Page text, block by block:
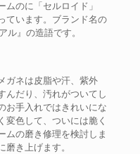
のに「セルロイド」
ています。ブランド名の
ル』の造語です。
ガネは皮脂や汗、紫外
んだり、汚れがついてし
お手入れではきれいにな
変色して、ついには脆く
ムの磨き修理を検討しま
磨き上げます。